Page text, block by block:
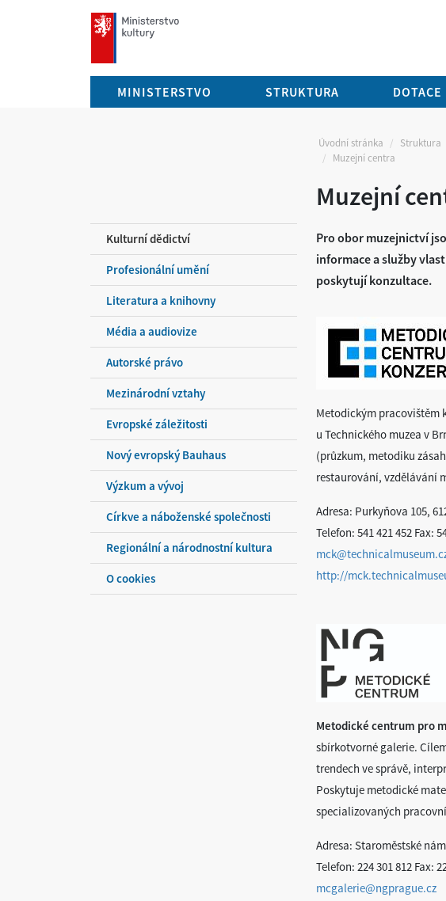
mkcr.cz
MINISTERSTVO STRUKTURA DOTACE
Úvodní stránka Struktura
Muzejní centra
Muzejní
Kulturní dědictví
Profesionální umění
Literatura a knihovny
Média a audiovize
Autorské právo
Mezinárodní vztahy
Evropské záležitosti
Nový evropský Bauhaus
Výzkum a vývoj
Církve a náboženské společnosti
Regionální a národnostní kultura
O cookies
Pro obor muzejnictví
informace a služby
poskytují konzultace.
Metodickým pracovištěm
u Technického muzea v
(průzkum, metodiku
restaurování, vzdělávání
Adresa: Purkyňova 105,
Telefon: 541 421 452 Fax:
http://
Metodické centrum pro
sbírkotvorné galerie.
trendech ve správě,
Poskytuje metodické
specializovaných
Adresa: Staroměstské
Telefon: 224 301 812 Fax:
mcgalerie@ngprague.cz